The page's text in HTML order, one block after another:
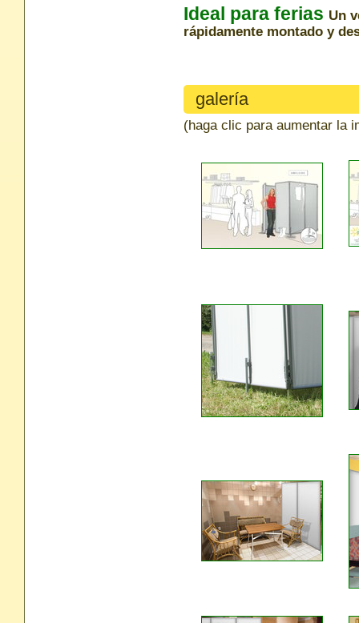
Ideal para ferias Un
rápidamente montado y
galería
(haga clic para aumentar la